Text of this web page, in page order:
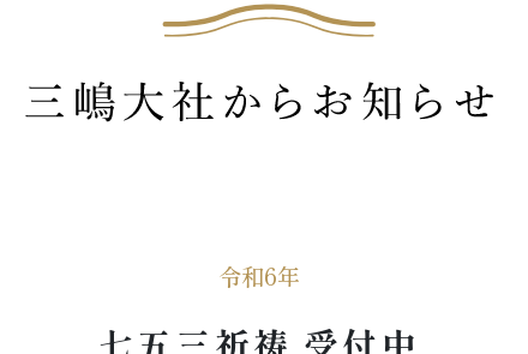
令和6年
七五三祈祷 受付中